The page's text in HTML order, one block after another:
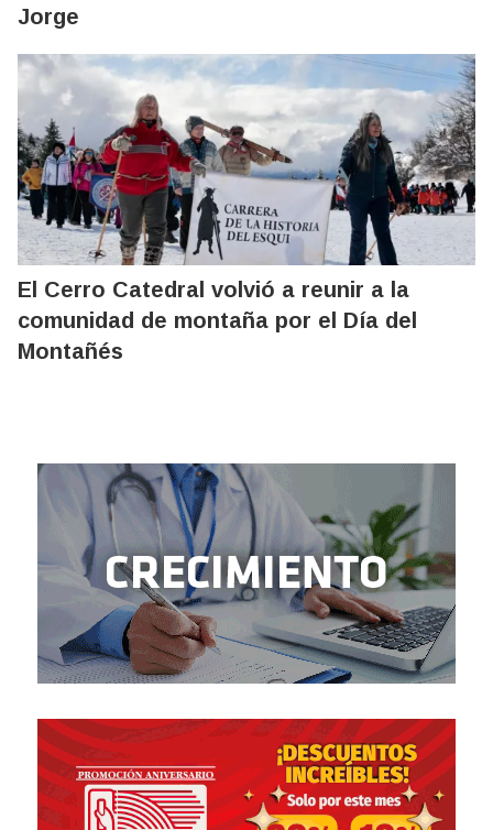
Jorge
El Cerro Catedral volvió a reunir a la
comunidad de montaña por el Día del
Montañés